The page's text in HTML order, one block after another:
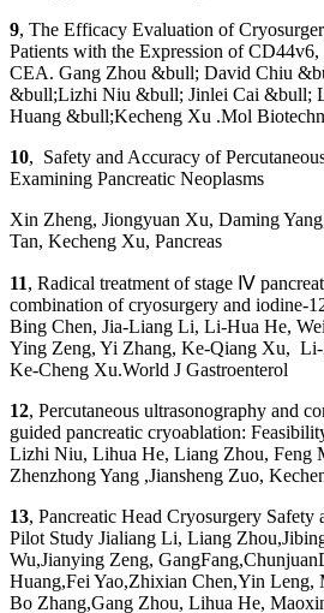
9, The Efficacy Evaluation of
Patients with the Expression of
CEA. Gang Zhou &bull; David Chiu
&bull;Lizhi Niu &bull; Jinlei Cai &bull;
Huang &bull;Kecheng Xu .Mol
10, Safety and Accuracy of
Examining Pancreatic Neoplasms
Xin Zheng, Jiongyuan Xu, Daming
Tan, Kecheng Xu, Pancreas
11, Radical treatment of stage Ⅳ
combination of cryosurgery and iodine-
Bing Chen, Jia-Liang Li, Li-Hua He,
Ying Zeng, Yi Zhang, Ke-Qiang Xu,
Ke-Cheng Xu.World J Gastroenterol
12, Percutaneous ultrasonography and
guided pancreatic cryoablation:
Lizhi Niu, Lihua He, Liang Zhou, Feng
Zhenzhong Yang ,Jiansheng Zuo,
13, Pancreatic Head Cryosurgery
Pilot Study Jialiang Li, Liang
Wu,Jianying Zeng,
Huang,Fei Yao,Zhixian Chen,Yin Leng,
Bo Zhang,Gang Zhou, Lihua He,